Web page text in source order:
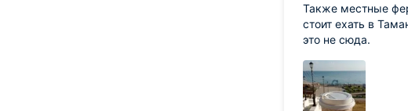
Также местные
стоит ехать в
это не сюда.